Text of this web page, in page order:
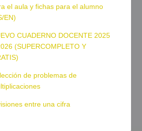
el aula y fichas para el alumno
EN)
CUADERNO DOCENTE 2025
(SUPERCOMPLETO Y
de problemas de
entre una cifra